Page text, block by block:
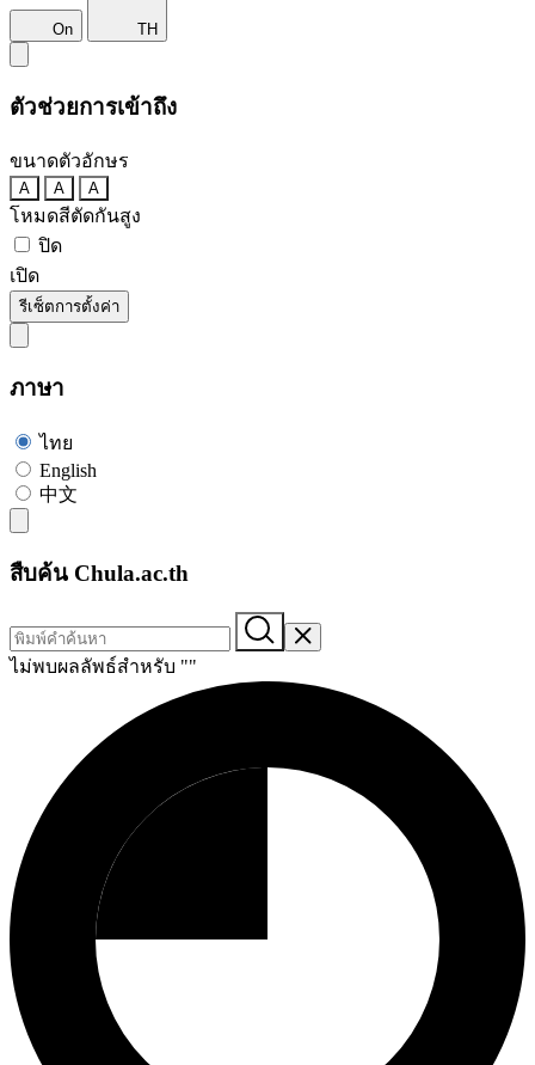
On TH
ตัวช่วยการเข้าถึง
ขนาดตัวอักษร
A A A
โหมดสีตัดกันสูง
ปิด
เปิด
รีเซ็ตการตั้งค่า
ภาษา
ไทย
English
中文
สืบค้น Chula.ac.th
ไม่พบผลลัพธ์สำหรับ ""